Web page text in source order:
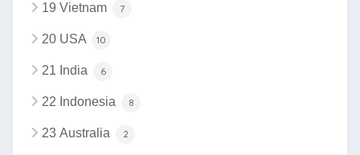
19 Vietnam 7
20 USA 10
21 India 6
22 Indonesia 8
23 Australia 2